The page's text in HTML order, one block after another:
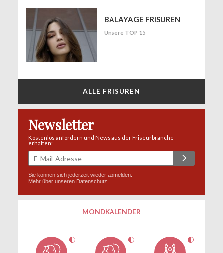
BALAYAGE FRISUREN
Unsere TOP 15
ALLE FRISUREN
Newsletter
Kostenlos anfordern und News aus der Friseurbranche
erhalten:
Sie können sich jederzeit wieder abmelden.
Mehr über unseren Datenschutz
MONDKALENDER